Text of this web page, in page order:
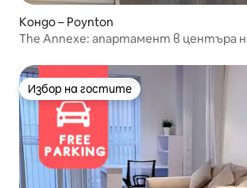
Кондо – Poynton
The Annexe: апартамент в центъра
Избор на гостите
Избор на гостите